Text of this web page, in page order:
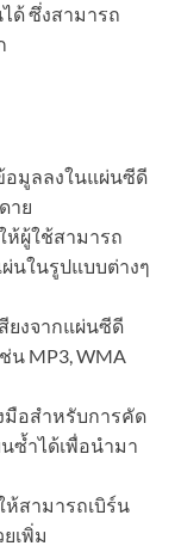
ด้ ซึ่งสามารถ
อมูลลงในแผ่นซีดี
าย
ห้ผู้ใช้สามารถ
นในรูปแบบต่างๆ
ยงจากแผ่นซีดี
น MP3, WMA
มือสำหรับการคัด
ซ้ำได้เพื่อนำมา
ห้สามารถเบิร์น
เพิ่ม